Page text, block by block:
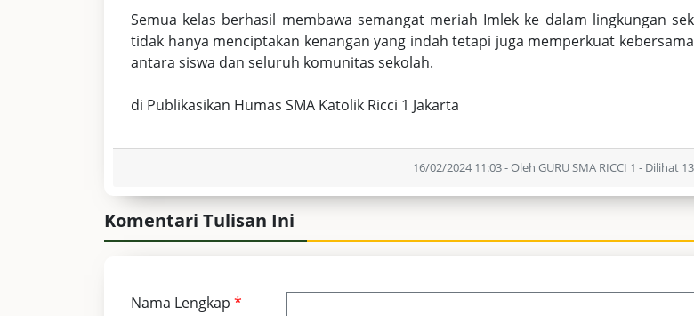
Semua kelas berhasil membawa semangat meriah Imlek ke dalam lingkungan
tidak hanya menciptakan kenangan yang indah tetapi juga memperkuat
antara siswa dan seluruh komunitas sekolah.
di Publikasikan Humas SMA Katolik Ricci 1 Jakarta
16/02/2024 11:03 - Oleh GURU SMA RICCI 1 - Dilihat
Komentari Tulisan Ini
Nama Lengkap *